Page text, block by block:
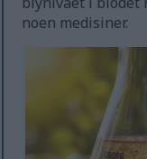
noen medisiner.